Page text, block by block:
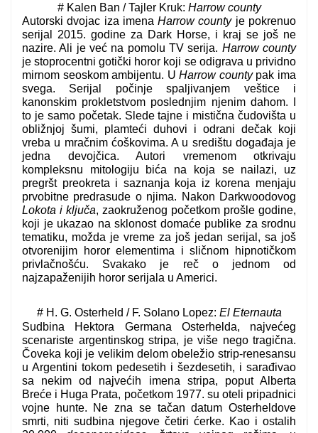
# Kalen Ban / Tajler Kruk: Harrow county
Autorski dvojac iza imenaHarrow countyje pokrenuo
serijal 2015. godine za Dark Horse, i kraj se još ne
nazire. Ali je već na pomolu TV serija. Harrow county
je stoprocentni gotički horor koji se odigrava u prividno
mirnom seoskom ambijentu. UHarrow countypak ima
svega. Serijal počinje spaljivanjem veštice i
kanonskim prokletstvom poslednjim njenim dahom. I
to je samo početak. Slede tajne i mistična čudovišta u
obližnjoj šumi, plamteći duhovi i odrani dečak koji
vreba u mračnim ćoškovima. A u središtu događaja je
jedna devojčica. Autori vremenom otkrivaju
kompleksnu mitologiju bića na koja se nailazi, uz
pregršt preokreta i saznanja koja iz korena menjaju
prvobitne predrasude o njima. Nakon Darkwoodovog
Lokota i ključa, zaokruženog početkom prošle godine,
koji je ukazao na sklonost domaće publike za srodnu
tematiku, možda je vreme za još jedan serijal, sa još
otvorenijim horor elementima i sličnom hipnotičkom
privlačnošću. Svakako je reč o jednom od
najzapaženijih horor serijala u Americi.
# H. G. Osterheld / F. Solano Lopez: El Eternauta
Sudbina Hektora Germana Osterhelda, najvećeg
scenariste argentinskog stripa, je više nego tragična.
Čoveka koji je velikim delom obeležio strip-renesansu
u Argentini tokom pedesetih i šezdesetih, i sarađivao
sa nekim od najvećih imena stripa, poput Alberta
Breće i Huga Prata, početkom 1977. su oteli pripadnici
vojne hunte. Ne zna se tačan datum Osterheldove
smrti, niti sudbina njegove četiri ćerke. Kao i ostalih